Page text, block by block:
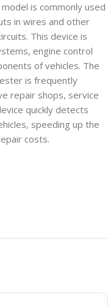
is commonly used
in wires and other
This device is
engine control
of vehicles. The
is frequently
repair shops, service
quickly detects
speeding up the
costs.